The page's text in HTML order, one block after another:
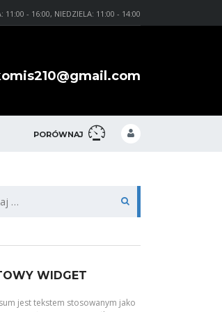
11:00 - 16:00, NIEDZIELA: 11:00 - 14:00
PORÓWNAJ
WIDGET
jest tekstem stosowanym jako